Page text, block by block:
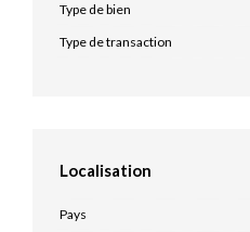
Type de bien
Type de transaction
Localisation
Pays